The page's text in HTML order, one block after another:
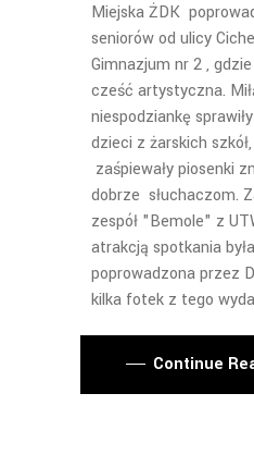
Miejska ŻDK
seniorów od ulicy
Gimnazjum nr 2 , gdzie
cześć artystyczna.
niespodziankę
dzieci z żarskich
zaśpiewały piosenki
dobrze słuchaczom.
zespół "Bemole" z
atrakcją spotkania
poprowadzona przez
kilka fotek z tego
Continue